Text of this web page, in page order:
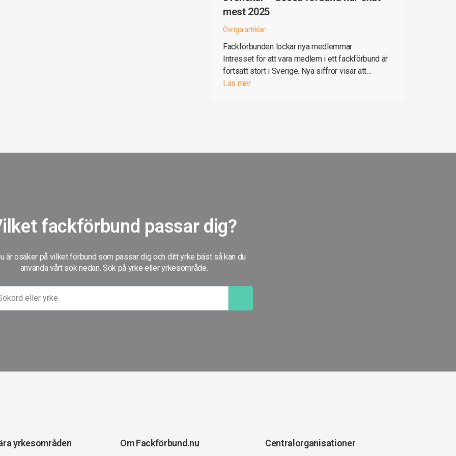
mest 2025
Övriga artiklar
Fackförbunden lockar nya medlemmar
Intresset för att vara medlem i ett fackförbund är
fortsatt stort i Sverige. Nya siffror visar att…
Läs mer
fackförbund passar dig?
är osäker på vilket förbund som passar dig och ditt yrke bäst så kan du
använda vårt sök nedan. Sök på yrke eller yrkesområde.
yrkesområden Om Fackförbund.nu Centralorganisationer